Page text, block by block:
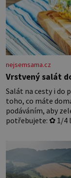
nejsemsama.cz
Vrstvený salát
Salát na cesty i do
toho, co máte
podáváním, aby
potřebujete: ✿ 1/4
rajčata Zálivka: ✿
šťávy ✿ ½ stroužku